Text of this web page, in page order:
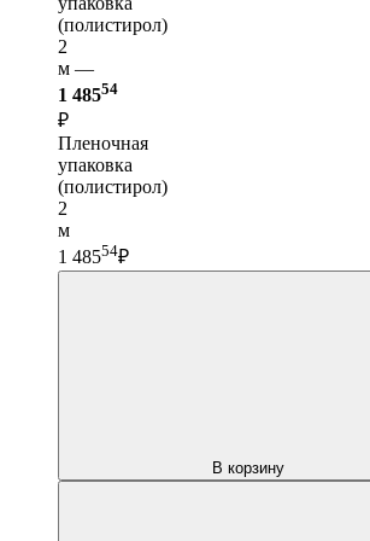
(полистирол)
2
м —
1 48554
₽
Пленочная
упаковка
(полистирол)
2
м
1 48554₽
В корзину